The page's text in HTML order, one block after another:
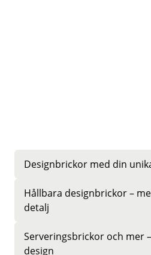
Designbrickor med din
Designbrickor med
står i fokus? På Formpress
handgjorda brickor och
Hållbara designbrickor –
detalj
Hållbara
Serveringsbrickor och mer
design